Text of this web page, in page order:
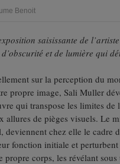
Benoit
saisissante de
et de lumière qui
sur la perception du
propre image, Sali Muller
qui transpose les limites de
allures de pièges visuels. Le
deviennent chez elle le cadre
fonction initiale et
propre corps, les révélant